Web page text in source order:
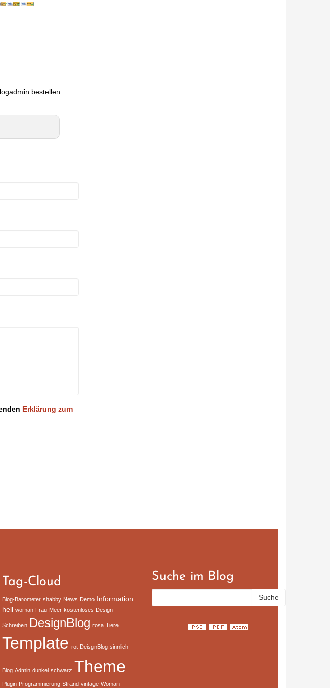
bestellen.
Erklärung zum
Tag-Cloud
Blog-Barometer shabby News Demo Information
hell woman Frau Meer kostenloses Design
Schreiben DesignBlog rosa Tiere
Template rot DeisgnBlog sinnlich
Blog Admin dunkel schwarz Theme
Plugin Programmierung Strand vintage Woman
Suche im Blog